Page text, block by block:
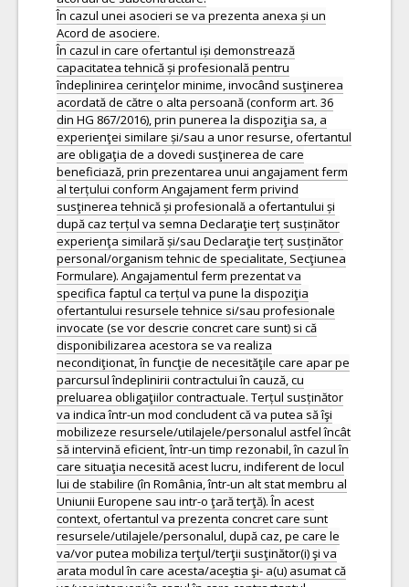
În cazul unei asocieri se va prezenta anexa și un
Acord de asociere.
În cazul in care ofertantul iși demonstrează
capacitatea tehnică și profesională pentru
îndeplinirea cerinţelor minime, invocând susţinerea
acordată de către o alta persoană (conform art. 36
din HG 867/2016), prin punerea la dispoziţia sa, a
experienţei similare și/sau a unor resurse, ofertantul
are obligaţia de a dovedi susţinerea de care
beneficiază, prin prezentarea unui angajament ferm
al terțului conform Angajament ferm privind
susţinerea tehnică și profesională a ofertantului și
după caz terțul va semna Declaraţie terț susținător
experienţa similară și/sau Declaraţie terț susținător
personal/organism tehnic de specialitate, Secţiunea
Formulare). Angajamentul ferm prezentat va
specifica faptul ca terțul va pune la dispoziţia
ofertantului resursele tehnice si/sau profesionale
invocate (se vor descrie concret care sunt) si că
disponibilizarea acestora se va realiza
necondiţionat, în funcţie de necesităţile care apar pe
parcursul îndeplinirii contractului în cauză, cu
preluarea obligaţiilor contractuale. Terțul susținător
va indica într-un mod concludent că va putea să îşi
mobilizeze resursele/utilajele/personalul astfel încât
să intervină eficient, într-un timp rezonabil, în cazul în
care situaţia necesită acest lucru, indiferent de locul
lui de stabilire (în România, într-un alt stat membru al
Uniunii Europene sau intr-o ţară terţă). În acest
context, ofertantul va prezenta concret care sunt
resursele/utilajele/personalul, după caz, pe care le
va/vor putea mobiliza terţul/terţii susţinător(i) şi va
arata modul în care acesta/aceştia şi- a(u) asumat că